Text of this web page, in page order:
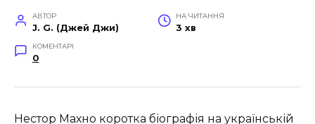
АВТОР
J. G. (Джей Джи)
НА ЧИТАННЯ
3 хв
КОМЕНТАРІ
0
Нестор Махно коротка біографія на українській